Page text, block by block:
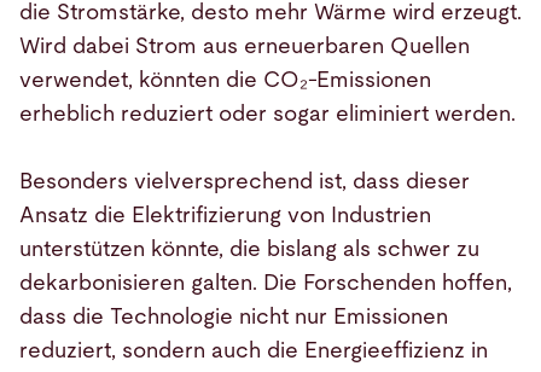
die Stromstärke, desto mehr Wärme wird erzeugt.
Wird dabei Strom aus erneuerbaren Quellen
verwendet, könnten die CO₂-Emissionen
erheblich reduziert oder sogar eliminiert werden.
Besonders vielversprechend ist, dass dieser
Ansatz die Elektrifizierung von Industrien
unterstützen könnte, die bislang als schwer zu
dekarbonisieren galten. Die Forschenden hoffen,
dass die Technologie nicht nur Emissionen
reduziert, sondern auch die Energieeffizienz in